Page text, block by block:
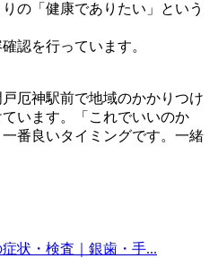
の「健康でありたい」という
認を行っています。
厄神駅前で地域のかかりつけ
います。「これでいいのか
番良いタイミングです。一緒
状・検査｜銀歯・手...